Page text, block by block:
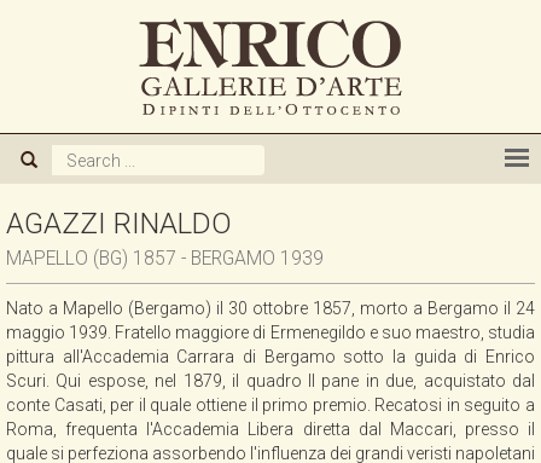
AGAZZI RINALDO
MAPELLO (BG) 1857 - BERGAMO 1939
Nato a Mapello (Bergamo) il 30 ottobre 1857, morto a Bergamo il 24
maggio 1939. Fratello maggiore di Ermenegildo e suo maestro, studia
pittura all'Accademia Carrara di Bergamo sotto la guida di Enrico
Scuri. Qui espose, nel 1879, il quadro Il pane in due, acquistato dal
conte Casati, per il quale ottiene il primo premio. Recatosi in seguito a
Roma, frequenta l'Accademia Libera diretta dal Maccari, presso il
quale si perfeziona assorbendo l'influenza dei grandi veristi napoletani
CHI SIAMO
GALLERIA
MOSTRE
NOVITA'
PUBBLICAZIONI